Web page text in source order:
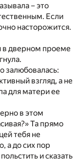
– это
Если
насторожится.
в дверном проеме
залюбовалась:
взгляд, а не
для матери ее
в этом
Та прямо
тебя не
а до сих пор
и сказать